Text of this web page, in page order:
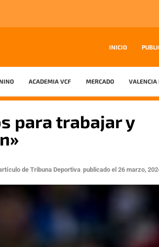
INICIO
ACADEMIA VCF MERCADO VALENCIA
para trabajar y
de Tribuna Deportiva publicado el 26 marzo,